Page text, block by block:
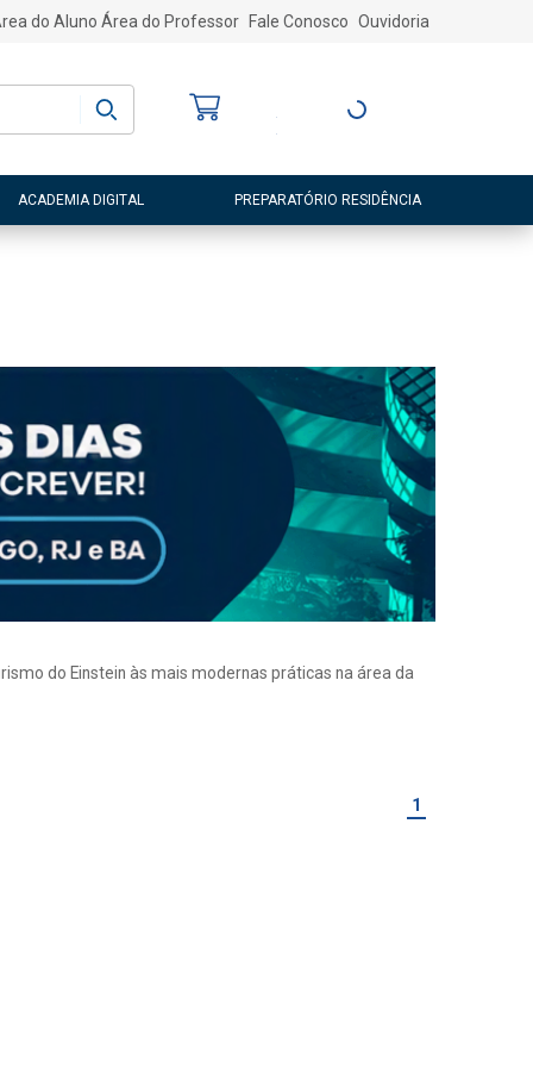
do Aluno Área do Professor Fale Conosco Ouvidoria
Entre ou Cadastre-
ACADEMIA DIGITAL PREPARATÓRIO RESIDÊNCIA
do Einstein às mais modernas práticas na área da
1